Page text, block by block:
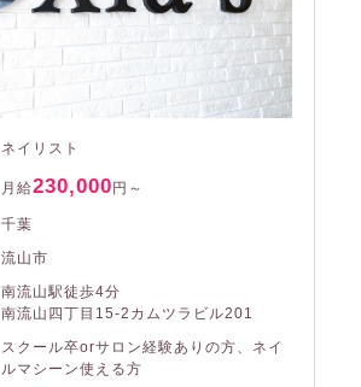
ネイリスト
月給230,000 円～
千葉
流山市
南流山駅徒歩4分
南流山四丁目15-2カムツラビル201
スクール卒orサロン経験ありの方、ネイ
ルマシーン使える方